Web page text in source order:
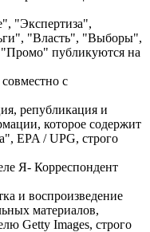
"Экспертиза",
"Власть", "Выборы",
публикуются на
с
републикация и
которое содержит
EPA / UPG, строго
Я- Корреспондент
и воспроизведение
материалов,
Getty Images, строго